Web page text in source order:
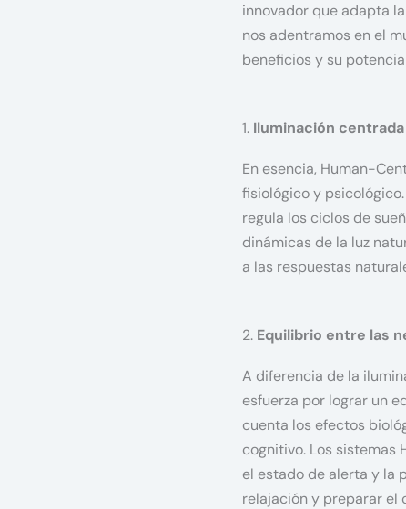
innovador que adapta
nos adentramos en el
beneficios y su
1. Iluminación
En esencia, Human-
fisiológico y
regula los ciclos de
dinámicas de la luz
a las respuestas
2. Equilibrio entre las
A diferencia de la
esfuerza por lograr un
cuenta los efectos
cognitivo. Los sistemas
el estado de alerta y la
relajación y preparar el